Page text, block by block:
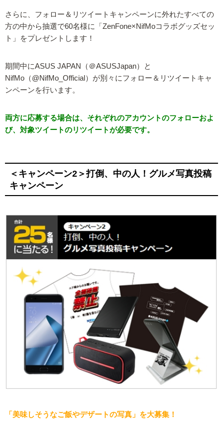
さらに、フォロー＆リツイートキャンペーンに外れたすべての
方の中から抽選で60名様に「ZenFone×NifMoコラボグッズセッ
ト」をプレゼントします！
期間中にASUS JAPAN（＠ASUSJapan）と
NifMo（@NifMo_Official）が別々にフォロー＆リツイートキャ
ンペーンを行います。
両方に応募する場合は、それぞれのアカウントのフォローおよ
び、対象ツイートのリツイートが必要です。
＜キャンペーン2＞打倒、中の人！グルメ写真投稿
キャンペーン
「美味しそうなご飯やデザートの写真」を大募集！